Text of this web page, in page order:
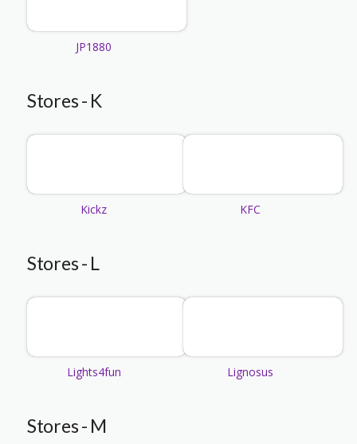
JP1880
Stores - K
Kickz KFC
Stores - L
Lights4fun Lignosus
Stores - M